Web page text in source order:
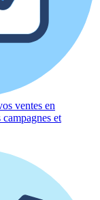
ventes en
et